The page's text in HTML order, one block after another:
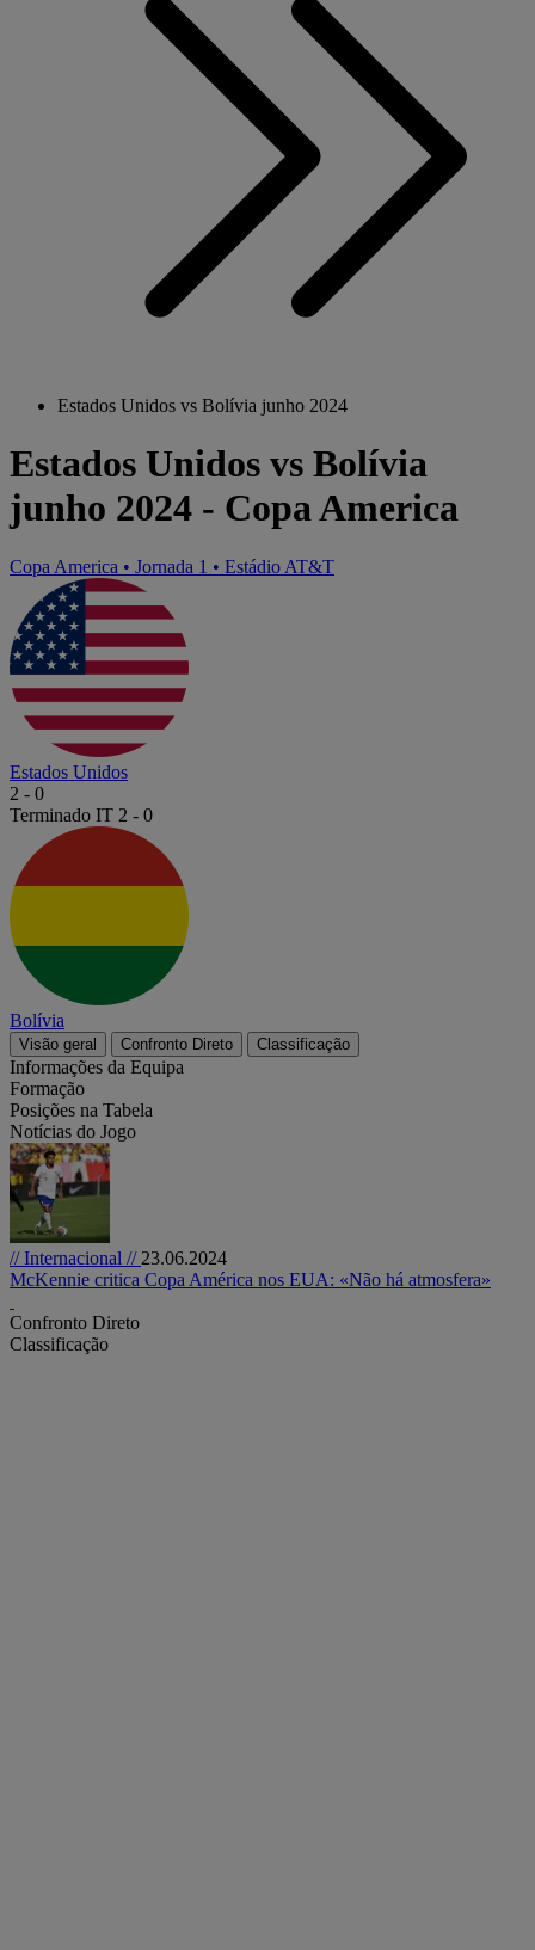
Estados Unidos vs Bolívia junho 2024
Estados Unidos vs Bolívia
junho 2024 - Copa America
Copa America • Jornada 1 • Estádio AT&T
Estados Unidos
2 - 0
Terminado IT 2 - 0
Bolívia
Visão geral Confronto Direto Classificação
Informações da Equipa
Formação
Posições na Tabela
Notícias do Jogo
// Internacional // 23.06.2024
McKennie critica Copa América nos EUA: «Não há atmosfera»
Confronto Direto
Classificação